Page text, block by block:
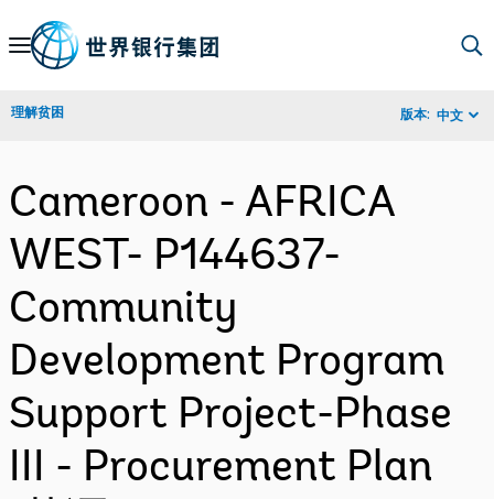
Skip
Navigation
理解贫困 版本: 中文
Cameroon - AFRICA
WEST- P144637-
Community
Development Program
Support Project-Phase
III - Procurement Plan